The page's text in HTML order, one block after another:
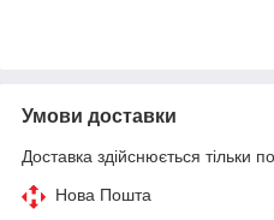
Умови доставки
Доставка здійснюється тільки
Нова Пошта